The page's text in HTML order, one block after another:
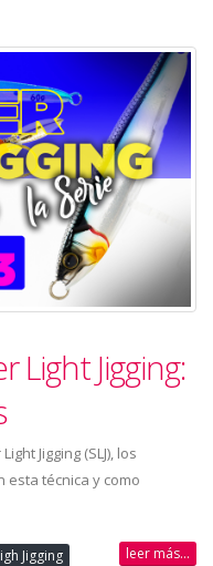
Light Jigging:
Jigging (SLJ), los
técnica y como
Jigging leer más...